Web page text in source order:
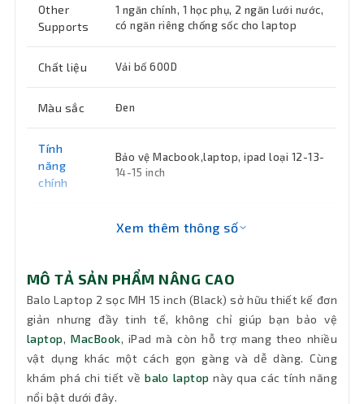
Other
Supports
1 ngăn chính, 1 học phụ, 2 ngăn lưới nước,
có ngăn riêng chống sốc cho laptop
Chất liệu Vải bố 600D
Màu sắc Đen
Tính
năng
chính
Bảo vệ Macbook,laptop, ipad loại 12-13-
14-15 inch
31 x 44 x 12cm
Bảo hành 12 tháng
Xem thêm thông số
MÔ TẢ SẢN PHẨM NÂNG CAO
Balo Laptop 2 sọc MH 15 inch (Black) sở hữu thiết kế đơn
giản nhưng đầy tinh tế, không chỉ giúp bạn bảo vệ
laptop,MacBook, iPad mà còn hỗ trợ mang theo nhiều
vật dụng khác một cách gọn gàng và dễ dàng. Cùng
khám phá chi tiết vềbalo laptop này qua các tính năng
nổi bật dưới đây.